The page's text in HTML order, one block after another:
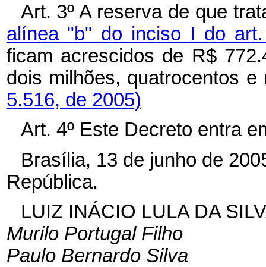
Art. 3º A reserva de que
alínea "b" do inciso I do
ficam acrescidos de R$
dois milhões, quatrocentos
5.516, de 2005)
Art. 4º Este Decreto entra
Brasília, 13 de junho de
República.
LUIZ INÁCIO LULA DA
Murilo Portugal Filho
Paulo Bernardo Silva